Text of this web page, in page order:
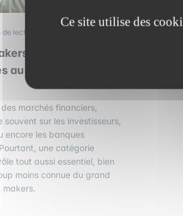
lecture
: ces acteurs
au fonctionnement des
marchés financiers,
sur les investisseurs,
encore les banques
une catégorie
tout aussi essentiel, bien
moins connue du grand
makers.
Ce site utilise des